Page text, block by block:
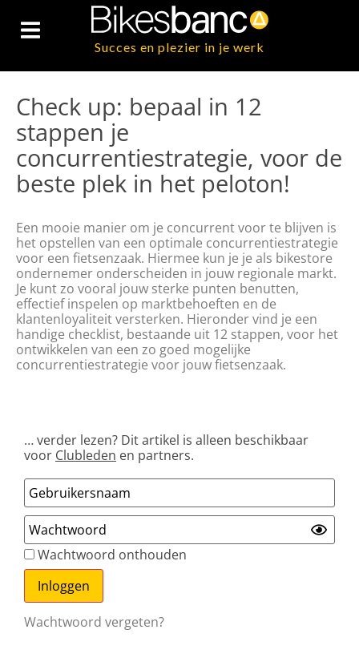
Succes en plezier in je werk
Check up: bepaal in 12
stappen je
concurrentiestrategie, voor de
beste plek in het peloton!
Een mooie manier om je concurrent voor te blijven is
het opstellen van een optimale concurrentiestrategie
voor een fietsenzaak. Hiermee kun je je als bikestore
ondernemer onderscheiden in jouw regionale markt.
Je kunt zo vooral jouw sterke punten benutten,
effectief inspelen op marktbehoeften en de
klantenloyaliteit versterken. Hieronder vind je een
handige checklist, bestaande uit 12 stappen, voor het
ontwikkelen van een zo goed mogelijke
concurrentiestrategie voor jouw fietsenzaak.
… verder lezen? Dit artikel is alleen beschikbaar
voor Clubleden en partners.
Wachtwoord onthouden
Wachtwoord vergeten?